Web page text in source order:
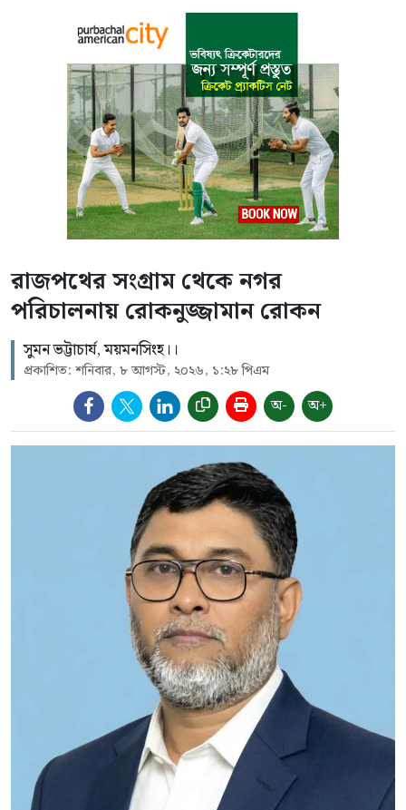
রাজপথের সংগ্রাম থেকে নগর
পরিচালনায় রোকনুজ্জামান রোকন
সুমন ভট্টাচার্য, ময়মনসিংহ।।
প্রকাশিত: শনিবার, ৮ আগস্ট, ২০২৬, ১:২৮ পিএম
অ- অ+